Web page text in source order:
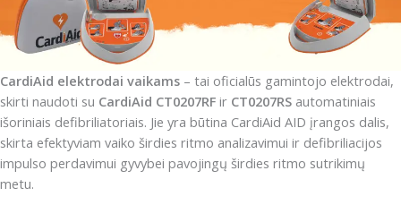
CardiAid elektrodai vaikams – tai oficialūs gamintojo elektrodai,
skirti naudoti su CardiAid CT0207RF ir CT0207RS automatiniais
išoriniais defibriliatoriais. Jie yra būtina CardiAid AID įrangos dalis,
skirta efektyviam vaiko širdies ritmo analizavimui ir defibriliacijos
impulso perdavimui gyvybei pavojingų širdies ritmo sutrikimų
metu.